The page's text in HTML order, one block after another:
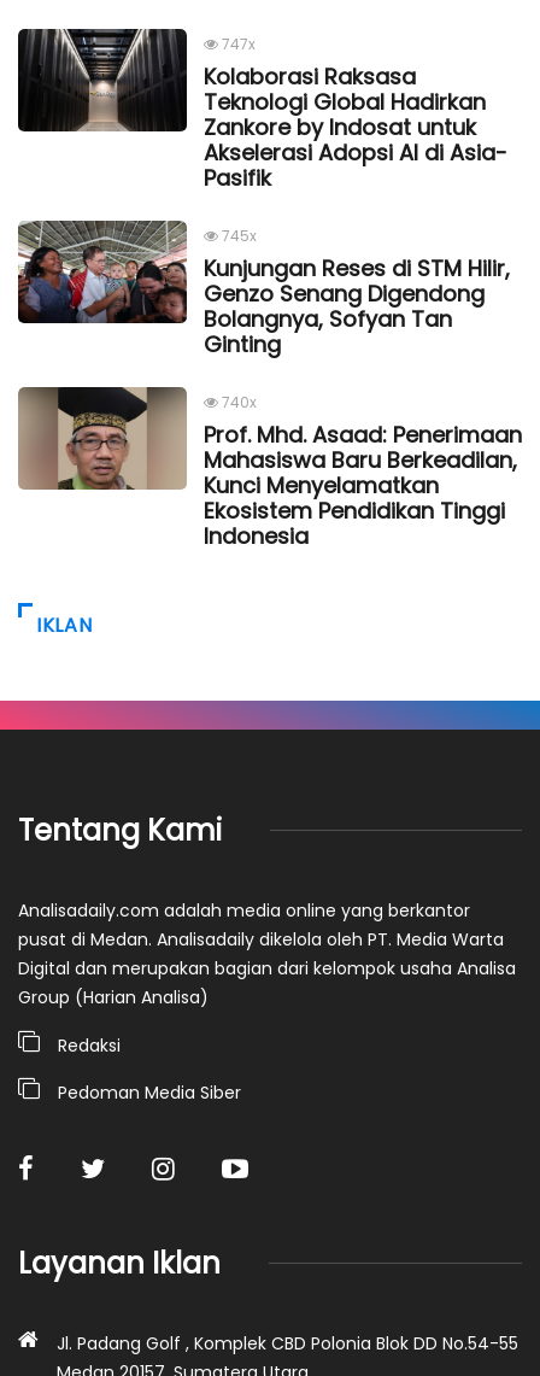
747x
Kolaborasi Raksasa
Teknologi Global Hadirkan
Zankore by Indosat untuk
Akselerasi Adopsi AI di Asia-
Pasifik
745x
Kunjungan Reses di STM Hilir,
Genzo Senang Digendong
Bolangnya, Sofyan Tan
Ginting
740x
Prof. Mhd. Asaad: Penerimaan
Mahasiswa Baru Berkeadilan,
Kunci Menyelamatkan
Ekosistem Pendidikan Tinggi
Indonesia
IKLAN
Tentang Kami
Analisadaily.com adalah media online yang berkantor
pusat di Medan. Analisadaily dikelola oleh PT. Media Warta
Digital dan merupakan bagian dari kelompok usaha Analisa
Group (Harian Analisa)
Redaksi
Pedoman Media Siber
Layanan Iklan
Jl. Padang Golf , Komplek CBD Polonia Blok DD No.54-55